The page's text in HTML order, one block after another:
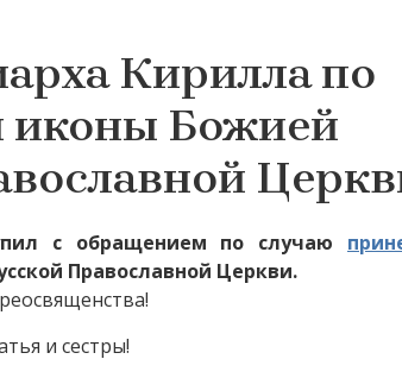
Кирилла по
иконы Божией
с обращением по случаю
Православной Церкви.
и сестры!